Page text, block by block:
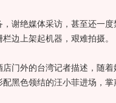
绝媒体采访，甚至还一度
边上架起机器，艰难拍摄。
外的台湾记者描述，随着
黑色领结的汪小菲进场，掌